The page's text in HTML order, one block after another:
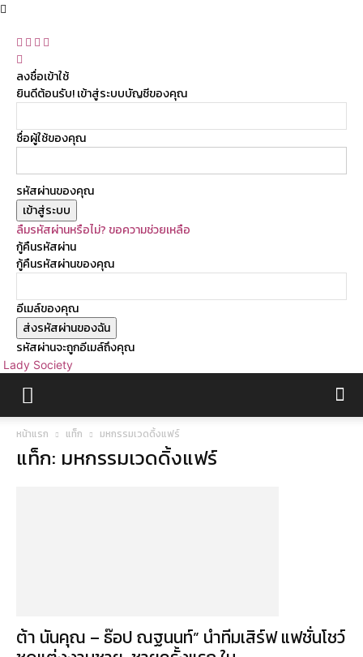
ลงชื่อเข้าใช้
ยินดีต้อนรับ! เข้าสู่ระบบบัญชีของคุณ
ชื่อผู้ใช้ของคุณ
รหัสผ่านของคุณ
ลืมรหัสผ่านหรือไม่? ขอความช่วยเหลือ
กู้คืนรหัสผ่าน
กู้คืนรหัสผ่านของคุณ
อีเมล์ของคุณ
รหัสผ่านจะถูกอีเมล์ถึงคุณ
Lady Society
หน้าแรก แท็ก มหกรรมเวดดิ้งแฟร์
แท็ก: มหกรรมเวดดิ้งแฟร์
ต้า นันคุณ – ธ๊อป ณฐนนท์” นำทีมเสิร์ฟ แฟชั่นโชว์